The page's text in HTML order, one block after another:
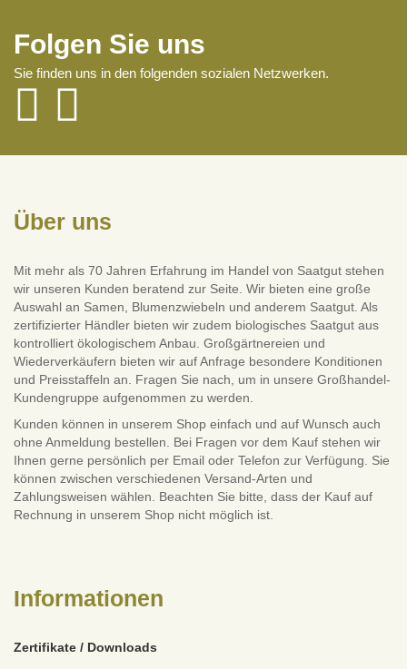
Folgen Sie uns
Sie finden uns in den folgenden sozialen Netzwerken.
Über uns
Mit mehr als 70 Jahren Erfahrung im Handel von Saatgut stehen
wir unseren Kunden beratend zur Seite. Wir bieten eine große
Auswahl an Samen, Blumenzwiebeln und anderem Saatgut. Als
zertifizierter Händler bieten wir zudem biologisches Saatgut aus
kontrolliert ökologischem Anbau. Großgärtnereien und
Wiederverkäufern bieten wir auf Anfrage besondere Konditionen
und Preisstaffeln an. Fragen Sie nach, um in unsere Großhandel-
Kundengruppe aufgenommen zu werden.
Kunden können in unserem Shop einfach und auf Wunsch auch
ohne Anmeldung bestellen. Bei Fragen vor dem Kauf stehen wir
Ihnen gerne persönlich per Email oder Telefon zur Verfügung. Sie
können zwischen verschiedenen Versand-Arten und
Zahlungsweisen wählen. Beachten Sie bitte, dass der Kauf auf
Rechnung in unserem Shop nicht möglich ist.
Informationen
Zertifikate / Downloads